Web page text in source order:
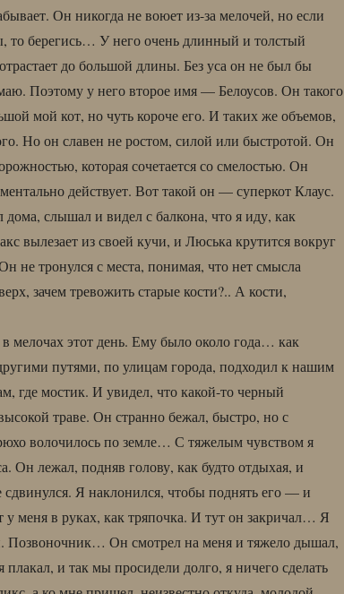
Он никогда не воюет из-за мелочей, но если
то берегись… У него очень длинный и толстый
до большой длины. Без уса он не был бы
Поэтому у него второе имя — Белоусов. Он такого
мой кот, но чуть короче его. И таких же объемов,
Но он славен не ростом, силой или быстротой. Он
которая сочетается со смелостью. Он
действует. Вот такой он — суперкот Клаус.
слышал и видел с балкона, что я иду, как
вылезает из своей кучи, и Люська крутится вокруг
не тронулся с места, понимая, что нет смысла
зачем тревожить старые кости?.. А кости,
этот день. Ему было около года… как
путями, по улицам города, подходил к нашим
где мостик. И увидел, что какой-то черный
траве. Он странно бежал, быстро, но с
волочилось по земле… С тяжелым чувством я
Он лежал, подняв голову, как будто отдыхая, и
сдвинулся. Я наклонился, чтобы поднять его — и
у меня в руках, как тряпочка. И тут он закричал… Я
Позвоночник… Он смотрел на меня и тяжело дышал,
плакал, и так мы просидели долго, я ничего сделать